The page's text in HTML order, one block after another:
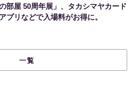
の部屋 50周年展」、タカシマヤカード
プリなどで入場料がお得に。
一覧